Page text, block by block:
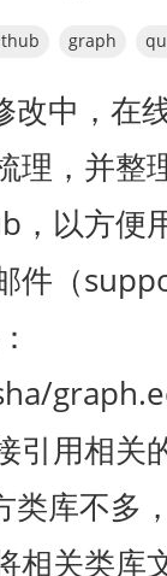
graph
中，在
理，并整
，以方便
件（
引用相关
库不多
相关类